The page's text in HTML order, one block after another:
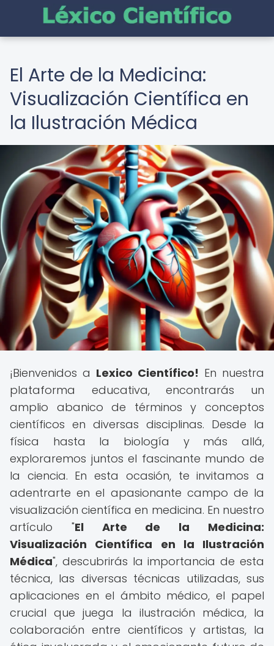
El Arte de la Medicina:
Visualización Científica en
la Ilustración Médica
¡Bienvenidos a Lexico Científico! En nuestra
plataforma educativa, encontrarás un
amplio abanico de términos y conceptos
científicos en diversas disciplinas. Desde la
física hasta la biología y más allá,
exploraremos juntos el fascinante mundo de
la ciencia. En esta ocasión, te invitamos a
adentrarte en el apasionante campo de la
visualización científica en medicina. En nuestro
artículo "El Arte de la Medicina:
Visualización Científica en la Ilustración
Médica", descubrirás la importancia de esta
técnica, las diversas técnicas utilizadas, sus
aplicaciones en el ámbito médico, el papel
crucial que juega la ilustración médica, la
colaboración entre científicos y artistas, la